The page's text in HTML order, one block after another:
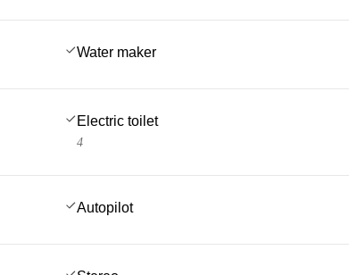
Water maker
Electric toilet
4
Autopilot